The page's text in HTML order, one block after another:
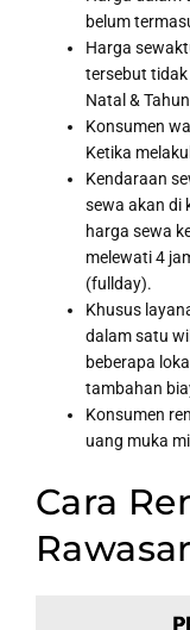
belum
Harga
tersebut
Natal &
Konsumen
Ketika
Kendaraan
sewa akan di
harga sewa
melewati 4
(fullday).
Khusus
dalam satu
beberapa
tambahan
Konsumen
uang muka
Cara